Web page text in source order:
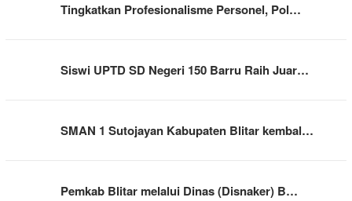
Tingkatkan Profesionalisme Personel, Pol…
Siswi UPTD SD Negeri 150 Barru Raih Juar…
SMAN 1 Sutojayan Kabupaten Blitar kembal…
Pemkab Blitar melalui Dinas (Disnaker) B…